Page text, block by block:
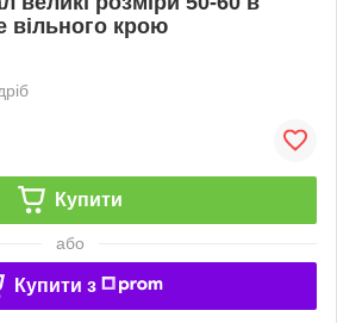
вільного крою
Купити
або
Купити з